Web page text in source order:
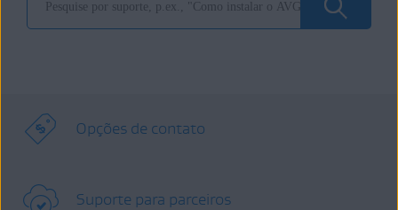
Opções de contato
Suporte para parceiros